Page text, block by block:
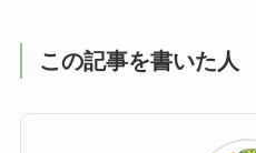
この記事を書いた人